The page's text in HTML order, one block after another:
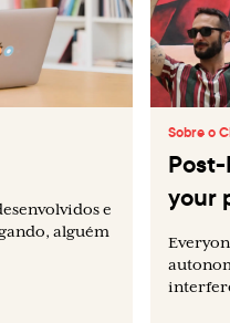
e
alguém
Sobre o
your